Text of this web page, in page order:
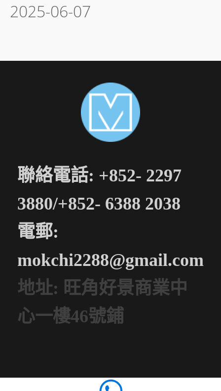
2025-06-07
聯絡電話: +852- 2297
3880/+852- 6388 2038
電郵:
mokchi2288@gmail.com
地址: 旺角好景商業中
心一樓46號鋪